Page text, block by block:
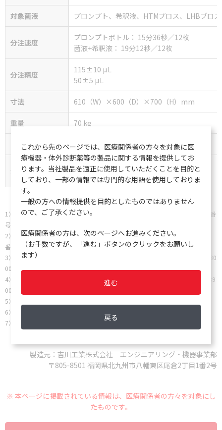
対象菌液 プロンプト、希釈液、HTMプロス、LHBブロス
分注速度
プロンプトボトル： 15分36秒／12枚
菌液+希釈液： 19分12秒／12枚
分注精度
115±10 µL
50±5 µL
寸法 610（W）×600（D）×700（H）mm
重量 70 kg
電源 100 V、50 / 60Hz
消費電力
100 VA
（入力電圧： 100 V±10%、最大電流：1 A）
1） マイクロスキャン Pos シリーズ 承認番号：20700AMY00075000、届出番
号：13E1X80150000123
2） マイクロスキャン Neg シリーズ 承認番号：20600AMY00147000、届出
番号：13E1X80150000122
3） マイクロスキャン Rapid plus Pos シリーズ 承認番号：21800AMX108930
00、届出番号：13E1X80150000127
4） マイクロスキャン Rapid plus NegⅡ シリーズ 承認番号：21800AMX1089
0000、届出番号：13E1X80150000126
5） マイクロスキャン HNID パネル 承認番号：21700AMY00134000
6） マイクロスキャン RAID パネル 承認番号：21700AMY00135000
7） マイクロスキャン RYID パネル 承認番号：21700AMY00060000
製造元：吉川工業株式会社 エンジニアリング・機器事業部
〒805-8501 福岡県北九州市八幡東区尾倉2丁目1番2号
※ 本ページに掲載されている情報は、医療関係者の方々を対象にし
たものです。
これから先のページでは、医療関係者の方々を対象に医
療機器・体外診断薬等の製品に関する情報を提供してお
ります。当社製品を適正に使用していただくことを目的と
しており、一部の情報では専門的な用語を使用しておりま
す。
一般の方への情報提供を目的としたものではありません
ので、ご了承ください。
医療関係者の方は、次のページへお進みください。
（お手数ですが、「進む」ボタンのクリックをお願いし
ます）
進む
戻る